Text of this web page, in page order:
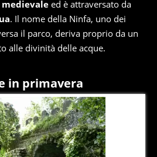
ed è attraversato da
. Il nome della Ninfa, uno dei
il parco, deriva proprio da un
alle divinità delle acque.
in primavera